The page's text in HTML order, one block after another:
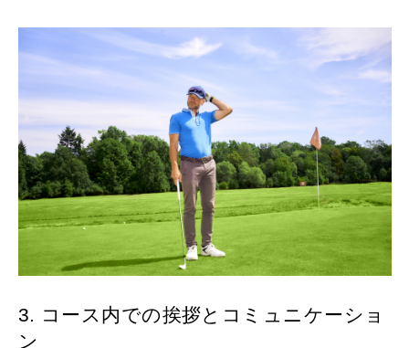
3. コース内での挨拶とコミュニケーショ
ン